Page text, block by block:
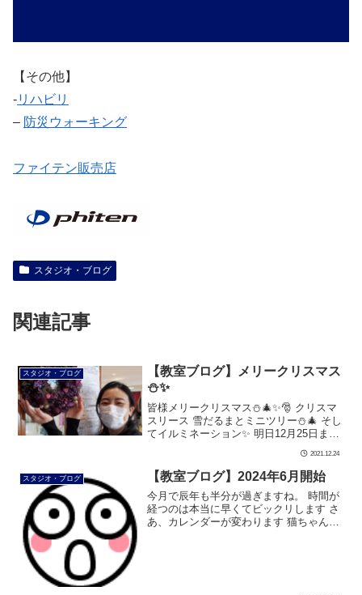
【その他】
‐リハビリ
– 防災ウォーキング
ファイテン販売店
スタジオ・ブログ
関連記事
スタジオ・ブログ
【教室ブログ】メリークリスマス
⛄✨
皆様メリークリスマス⛄🎄✨🎅 クリスマ
スリース 雪だるまとミニツリー⛄🎄 そし
てイルミネーション✨ 明日12月25日まで
になりますように #ダンス #社交ダンス #
ボディメイク #シ […]
2021.12.24
スタジオ・ブログ 【教室ブログ】2024年6月開始
今月で辰年も半分が過ぎますね。 時間が
経つのは本当に早くてビックリします さ
あ、カレンダーが変わります 猫ちゃんた